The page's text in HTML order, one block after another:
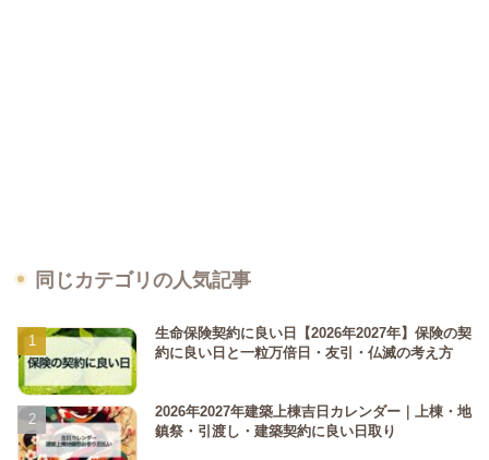
同じカテゴリの人気記事
生命保険契約に良い日【2026年2027年】保険の契
約に良い日と一粒万倍日・友引・仏滅の考え方
2026年2027年建築上棟吉日カレンダー｜上棟・地
鎮祭・引渡し・建築契約に良い日取り